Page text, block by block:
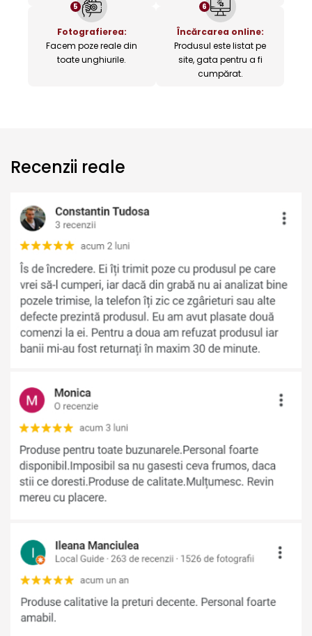
5
Fotografierea:
Facem poze reale din
toate unghiurile.
6
Încărcarea online:
Produsul este listat pe
site, gata pentru a fi
cumpărat.
Recenzii reale